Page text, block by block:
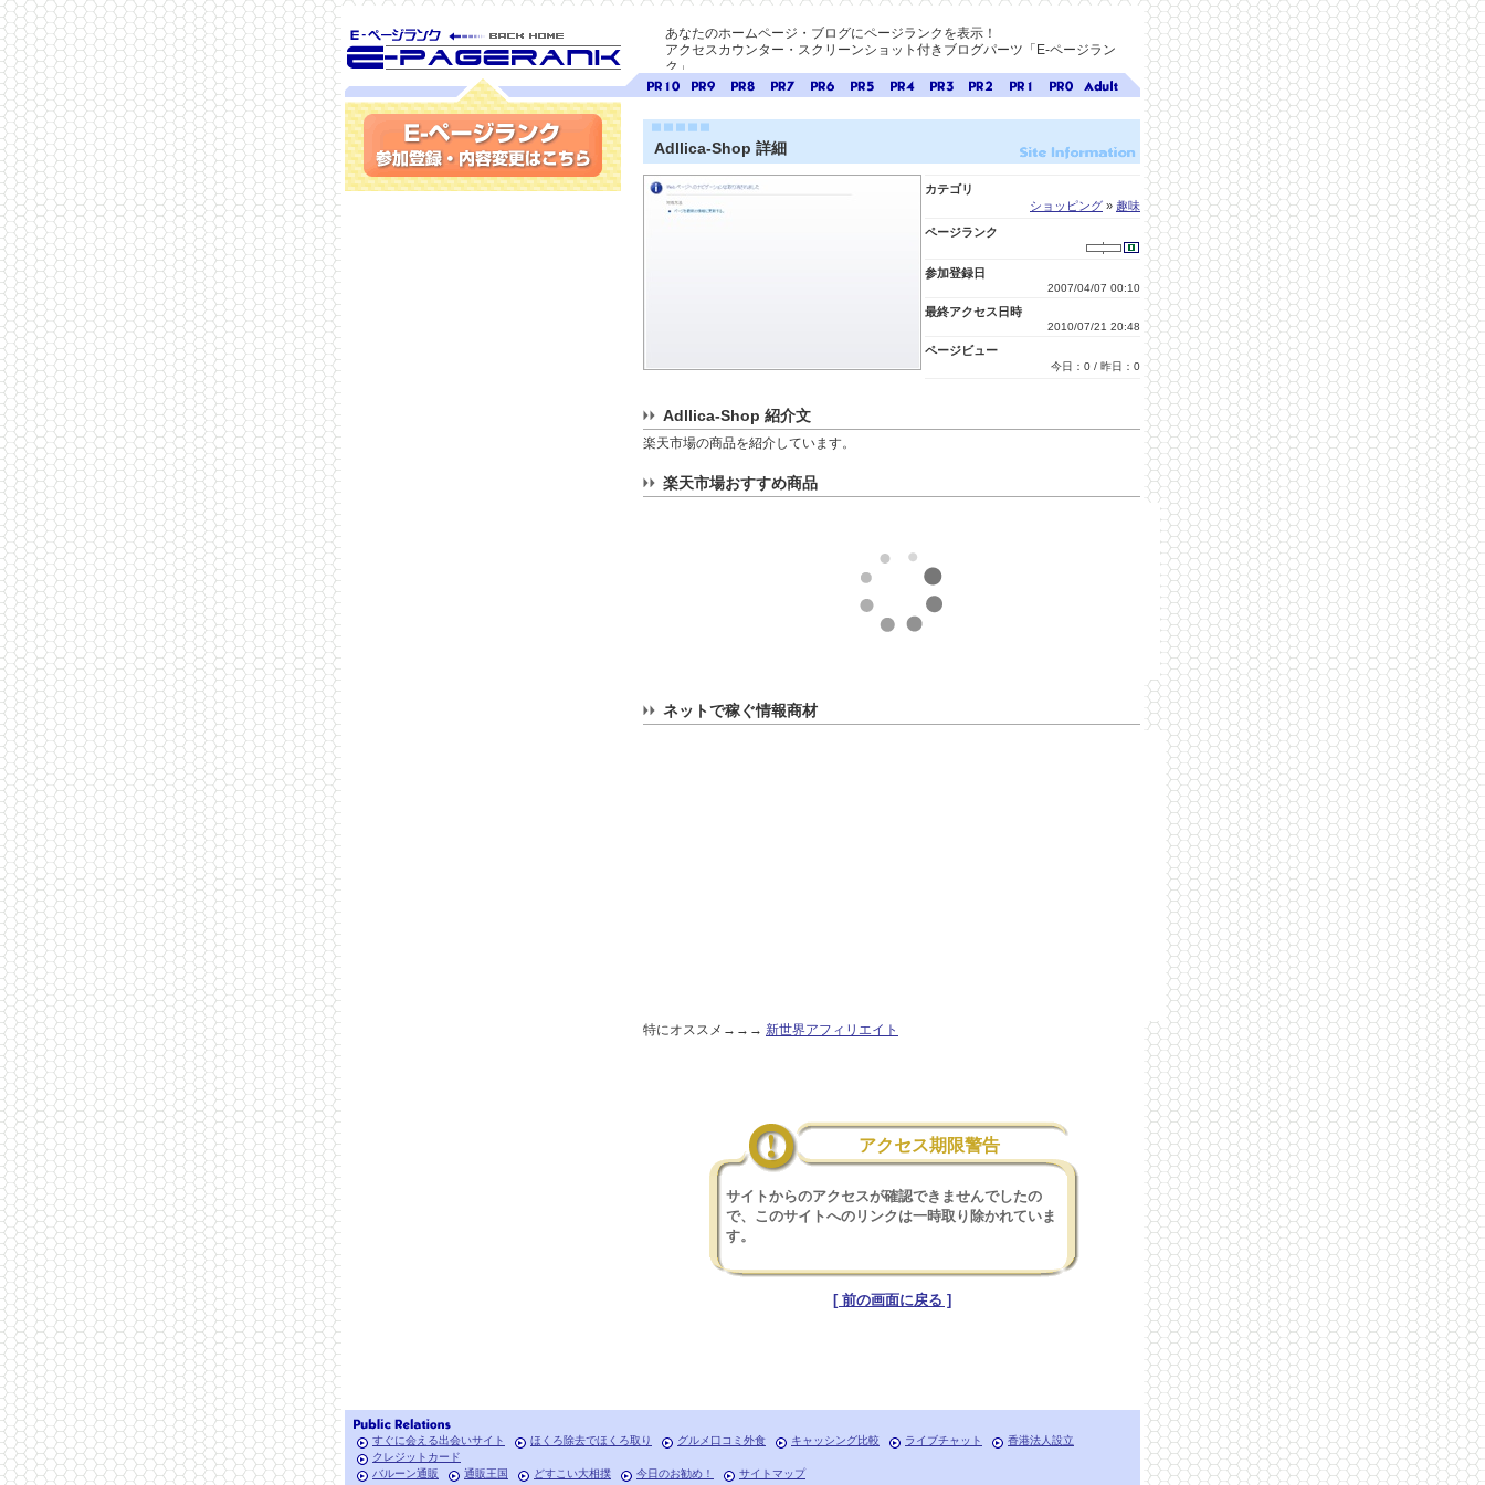
SEO対策に E-ページ
ランク
あなたのホームページ・ブログにページランクを表示！
アクセスカウンター・スクリーンショット付きブログパーツ「E-ページラン
ク」
ランク
10
ランク
9
ランクランクランクランクランクランクランクランクランクダルト
検索
A-ペー
Adllica-Shop 詳細
カテゴリ
ショッピング » 趣味
ページランク
参加登録日
2007/04/07 00:10
最終アクセス日時
2010/07/21 20:48
ページビュー
今日：0 / 昨日：0
Adllica-Shop 紹介文
楽天市場の商品を紹介しています。
楽天市場おすすめ商品
ネットで稼ぐ情報商材
特にオススメ→→→ 新世界アフィリエイト
アクセス期限警告
サイトからのアクセスが確認できませんでしたの
で、このサイトへのリンクは一時取り除かれていま
す。
[ 前の画面に戻る ]
参加登録(無料)・内容変更
すぐに会える出会いサイト ほくろ除去でほくろ取り グルメ口コミ外食 キャッシング比較 ライブチャット
香港法人設立
クレジットカード
バルーン通販
通販王国 どすこい大相撲 今日のお勧め！ サイトマップ